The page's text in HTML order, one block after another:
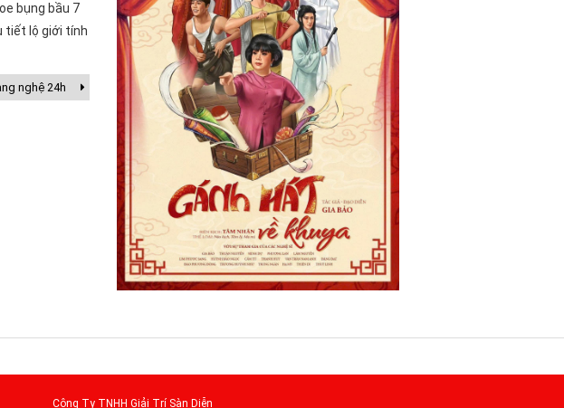
bụng bầu 7
tiết lộ giới tính
nghệ 24h
Công Ty TNHH Giải Trí Sàn Diễn